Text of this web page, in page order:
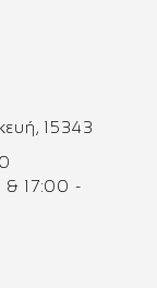
15343
17:00 -